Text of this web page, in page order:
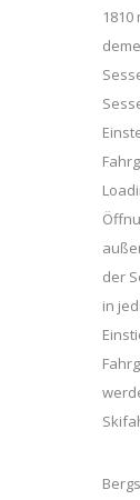
der
in